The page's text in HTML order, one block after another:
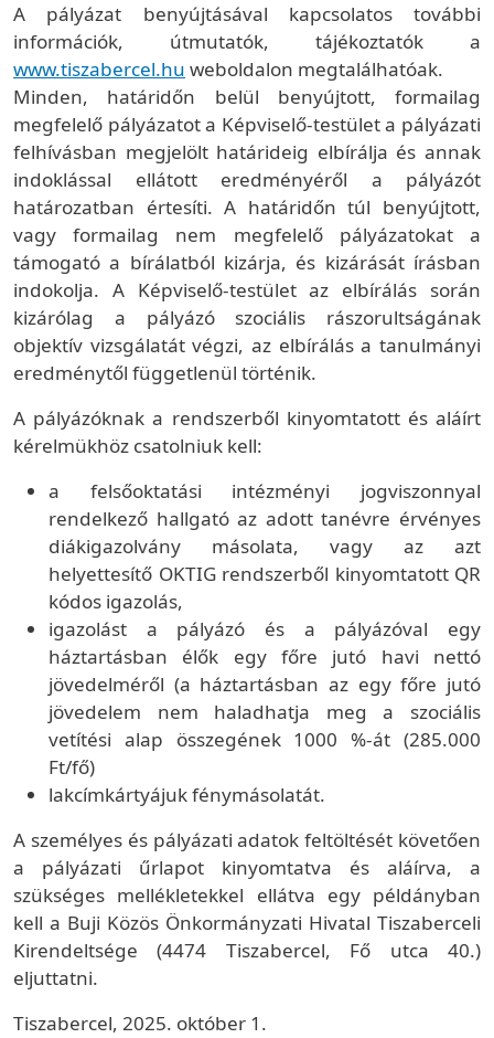
A pályázat benyújtásával kapcsolatos további
információk, útmutatók, tájékoztatók a
www.tiszabercel.hu weboldalon megtalálhatóak.
Minden, határidőn belül benyújtott, formailag
megfelelő pályázatot a Képviselő-testület a pályázati
felhívásban megjelölt határideig elbírálja és annak
indoklással ellátott eredményéről a pályázót
határozatban értesíti. A határidőn túl benyújtott,
vagy formailag nem megfelelő pályázatokat a
támogató a bírálatból kizárja, és kizárását írásban
indokolja. A Képviselő-testület az elbírálás során
kizárólag a pályázó szociális rászorultságának
objektív vizsgálatát végzi, az elbírálás a tanulmányi
eredménytől függetlenül történik.
A pályázóknak a rendszerből kinyomtatott és aláírt
kérelmükhöz csatolniuk kell:
a felsőoktatási intézményi jogviszonnyal
rendelkező hallgató az adott tanévre érvényes
diákigazolvány másolata, vagy az azt
helyettesítő OKTIG rendszerből kinyomtatott QR
kódos igazolás,
igazolást a pályázó és a pályázóval egy
háztartásban élők egy főre jutó havi nettó
jövedelméről (a háztartásban az egy főre jutó
jövedelem nem haladhatja meg a szociális
vetítési alap összegének 1000 %-át (285.000
Ft/fő)
lakcímkártyájuk fénymásolatát.
A személyes és pályázati adatok feltöltését követően
a pályázati űrlapot kinyomtatva és aláírva, a
szükséges mellékletekkel ellátva egy példányban
kell a Buji Közös Önkormányzati Hivatal Tiszaberceli
Kirendeltsége (4474 Tiszabercel, Fő utca 40.)
eljuttatni.
Tiszabercel, 2025. október 1.